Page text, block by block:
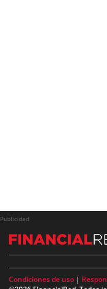
Publicidad
Condiciones de uso |